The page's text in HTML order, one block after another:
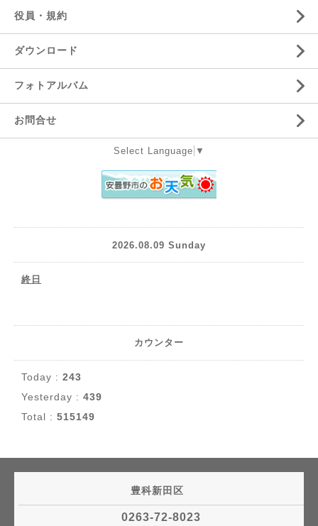
役員・規約
ダウンロード
フォトアルバム
お問合せ
Select Language ▼
2026.08.09 Sunday
終日
カウンター
Today : 243
Yesterday : 439
Total : 515149
豊科新田区
0263-72-8023